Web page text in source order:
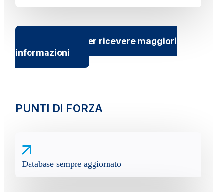
Contattaci per ricevere maggiori
informazioni
PUNTI DI FORZA
Database sempre aggiornato